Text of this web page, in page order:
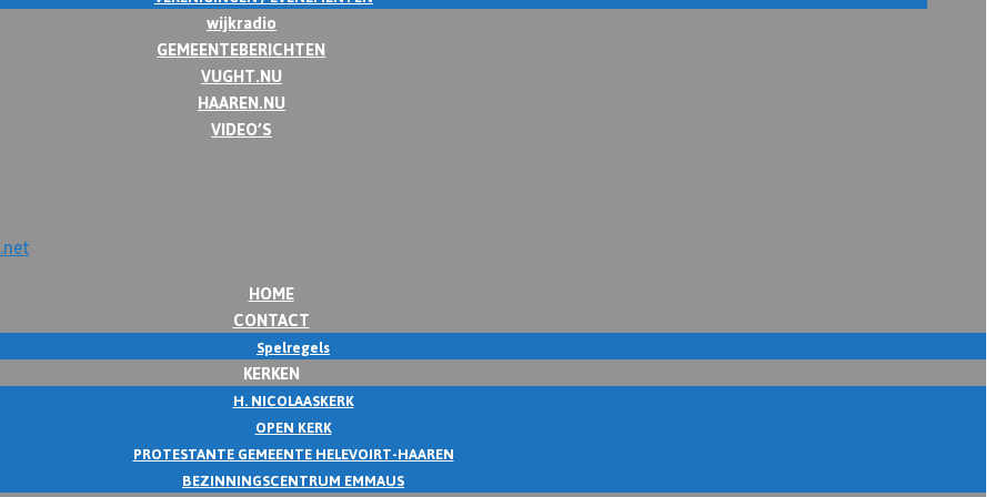
wijkradio
GEMEENTEBERICHTEN
VUGHT.NU
HAAREN.NU
VIDEO’S
HOME
CONTACT
Spelregels
KERKEN
H. NICOLAASKERK
OPEN KERK
PROTESTANTE GEMEENTE HELEVOIRT-HAAREN
BEZINNINGSCENTRUM EMMAUS